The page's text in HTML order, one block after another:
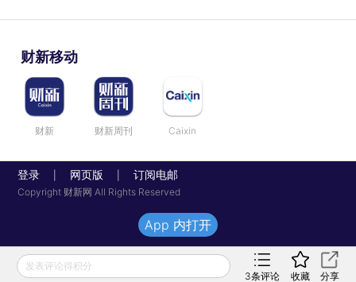
财新移动
财新 财新周刊 Caixin
登录 网页版 订阅电邮
Copyright 财新网 All Rights Reserved
发表评论得积分
3条评论 收藏 分享
App 内打开